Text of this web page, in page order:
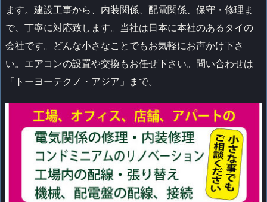
ます。建設工事から、内装関係、配電関係、保守・修理ま
で、丁寧に対応致します。当社は日本に本社のあるタイの
会社です。どんな小さなことでもお気軽にお声かけ下さ
い。エアコンの設置や交換もお任せ下さい。問い合わせは
「トーヨーテクノ・アジア」まで。